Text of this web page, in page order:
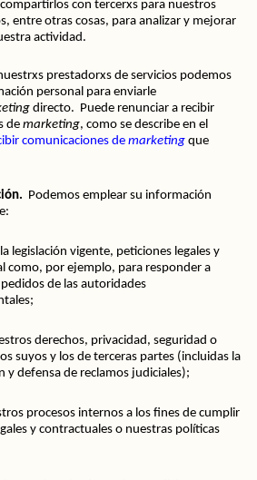
con tercerxs para nuestros
entre otras cosas, para analizar y mejorar
actividad.
prestadorxs de servicios podemos
personal para enviarle
directo. Puede renunciar a recibir
de marketing, como se describe en el
comunicaciones de marketing que
Podemos emplear su información
legislación vigente, peticiones legales y
como, por ejemplo, para responder a
de las autoridades
derechos, privacidad, seguridad o
suyos y los de terceras partes (incluidas la
y defensa de reclamos judiciales);
procesos internos a los fines de cumplir
y contractuales o nuestras políticas